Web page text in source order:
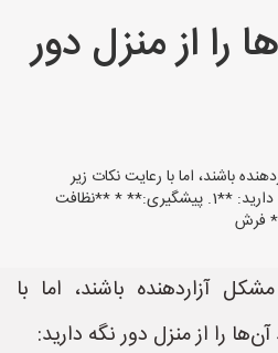
استان هااز منزل دور
باشند، اما با رعایت نکات زیر
می‌توانید آن‌ها را از منزل دور نگه دارید: **1. پیشگیری:** * **نظافت
فرش‌
آزاردهنده باشند، اما با
را از منزل دور نگه دارید: